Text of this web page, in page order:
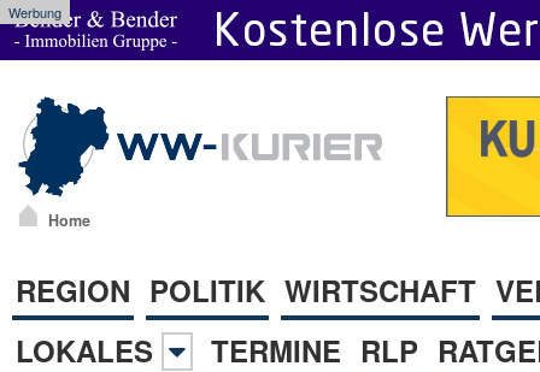
Werbung
Home
REGION POLITIK WIRTSCHAFT
LOKALES
TERMINE RLP